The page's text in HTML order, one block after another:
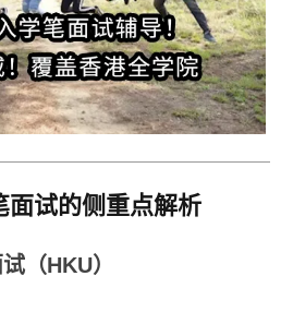
面试的侧重点解析
（HKU）